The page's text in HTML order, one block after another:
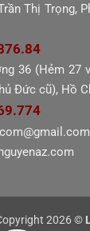
Thị Trọng,
36 (Hẻm 27
Đức cũ), Hồ
2026 ©